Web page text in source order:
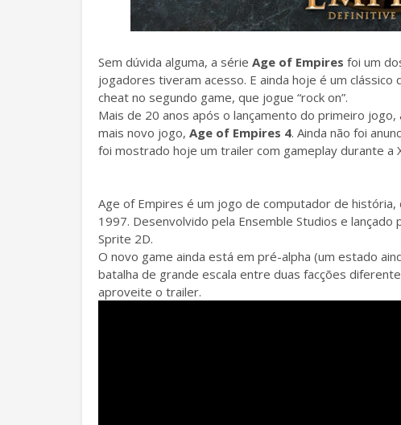
Sem dúvida alguma, a série Age of Empires foi um
jogadores tiveram acesso. E ainda hoje é um clássico
cheat no segundo game, que jogue “rock on”.
Mais de 20 anos após o lançamento do primeiro jogo,
mais novo jogo, Age of Empires 4. Ainda não foi
foi mostrado hoje um trailer com gameplay durante a
Age of Empires é um jogo de computador de
1997. Desenvolvido pela Ensemble Studios e
Sprite 2D.
O novo game ainda está em pré-alpha (um estado
batalha de grande escala entre duas facções
aproveite o trailer.